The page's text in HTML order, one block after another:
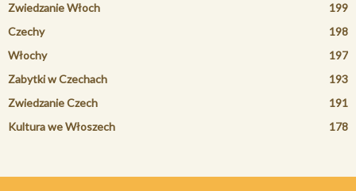
Zwiedzanie Włoch
199
Czechy
198
Włochy
197
Zabytki w Czechach
193
Zwiedzanie Czech
191
Kultura we Włoszech
178